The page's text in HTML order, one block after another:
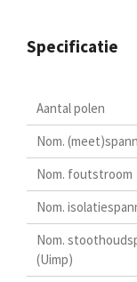
Specificatie
Aantal polen
Nom.
Nom. foutstroom
Nom.
Nom.
(Uimp)